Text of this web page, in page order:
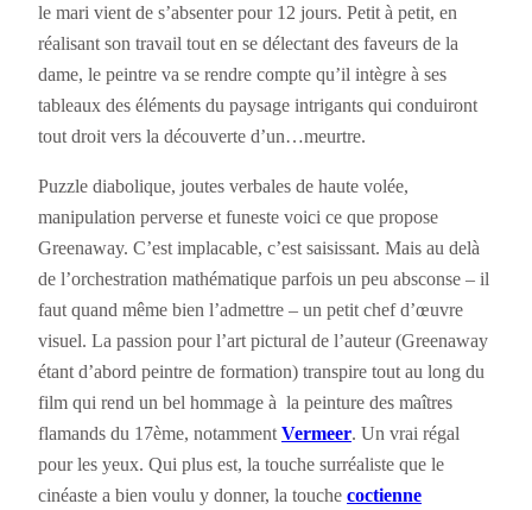
le mari vient de s’absenter pour 12 jours. Petit à petit, en
réalisant son travail tout en se délectant des faveurs de la
dame, le peintre va se rendre compte qu’il intègre à ses
tableaux des éléments du paysage intrigants qui conduiront
tout droit vers la découverte d’un…meurtre.
Puzzle diabolique, joutes verbales de haute volée,
manipulation perverse et funeste voici ce que propose
Greenaway. C’est implacable, c’est saisissant. Mais au delà
de l’orchestration mathématique parfois un peu absconse – il
faut quand même bien l’admettre – un petit chef d’œuvre
visuel. La passion pour l’art pictural de l’auteur (Greenaway
étant d’abord peintre de formation) transpire tout au long du
film qui rend un bel hommage à la peinture des maîtres
flamands du 17ème, notammentVermeer. Un vrai régal
pour les yeux. Qui plus est, la touche surréaliste que le
cinéaste a bien voulu y donner, la touche coctienne